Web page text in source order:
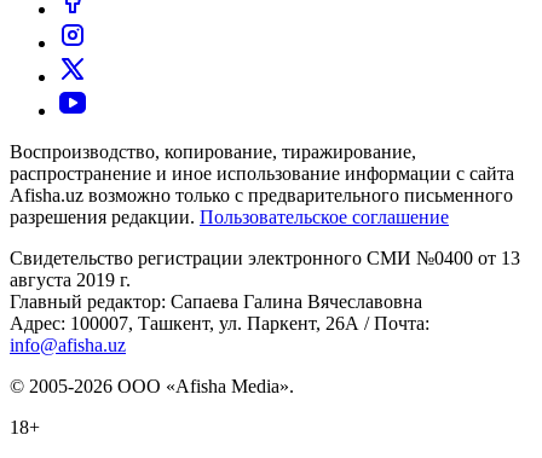
Воспроизводство, копирование, тиражирование,
распространение и иное использование информации с сайта
Afisha.uz возможно только с предварительного письменного
разрешения редакции. Пользовательское соглашение
Свидетельство регистрации электронного СМИ №0400 от 13
августа 2019 г.
Главный редактор: Сапаева Галина Вячеславовна
Адрес: 100007, Ташкент, ул. Паркент, 26А / Почта:
info@afisha.uz
© 2005-2026 ООО «Afisha Media».
18+